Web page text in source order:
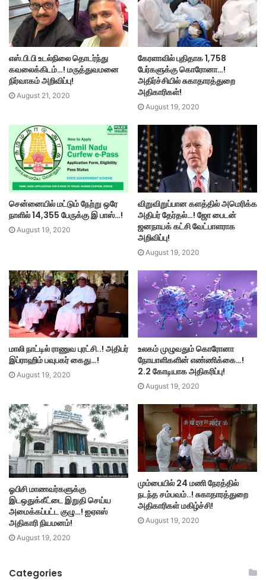
எஸ்.பி.பி உடல்நிலை தொடர்ந்து
கவலைக்கிடம்…! மருத்துவமனை
நிர்வாகம் அறிவிப்பு!
August 21, 2020
கேரளாவில் புதிதாக 1,758
பேர்களுக்கு கொரோனா…!
அதிர்ச்சியில் சுகாதாரத்துறை
அதிகாரிகள்!
August 19, 2020
சென்னையில் மட்டும் நேற்று ஒரே
நாளில் 14,355 பேருக்கு இ பாஸ்…!
August 19, 2020
விறுவிறுப்பான களத்தில் அமெரிக்க
அதிபர் தேர்தல்…! ஜோ பைடன்
ஜனநாயக் கட்சி வேட்பாளராக
அறிவிப்பு!
August 19, 2020
மாலி நாட்டில் ராணுவ புரட்சி..! அதிபர்
இப்ராஹிம் பவுபகர் கைது…!
August 19, 2020
உலகம் முழுவதும் கொரோனா
நோயாளிகளின் எண்ணிக்கை…!
2.2 கோடியாக அதிகரிப்பு!
August 19, 2020
ஓபிசி மாணவர்களுக்கு
இடஒதுக்கீட்டை இறுதி செய்ய
அமைக்கப்பட்ட குழு…! ஐஏஎஸ்
அதிகாரி நியமனம்!
August 19, 2020
மும்பையில் 24 மணி நேரத்தில்
நடந்த சம்பவம்..! சுகாதாரத்துறை
அதிகாரிகள் மகிழ்ச்சி!
August 19, 2020
Categories